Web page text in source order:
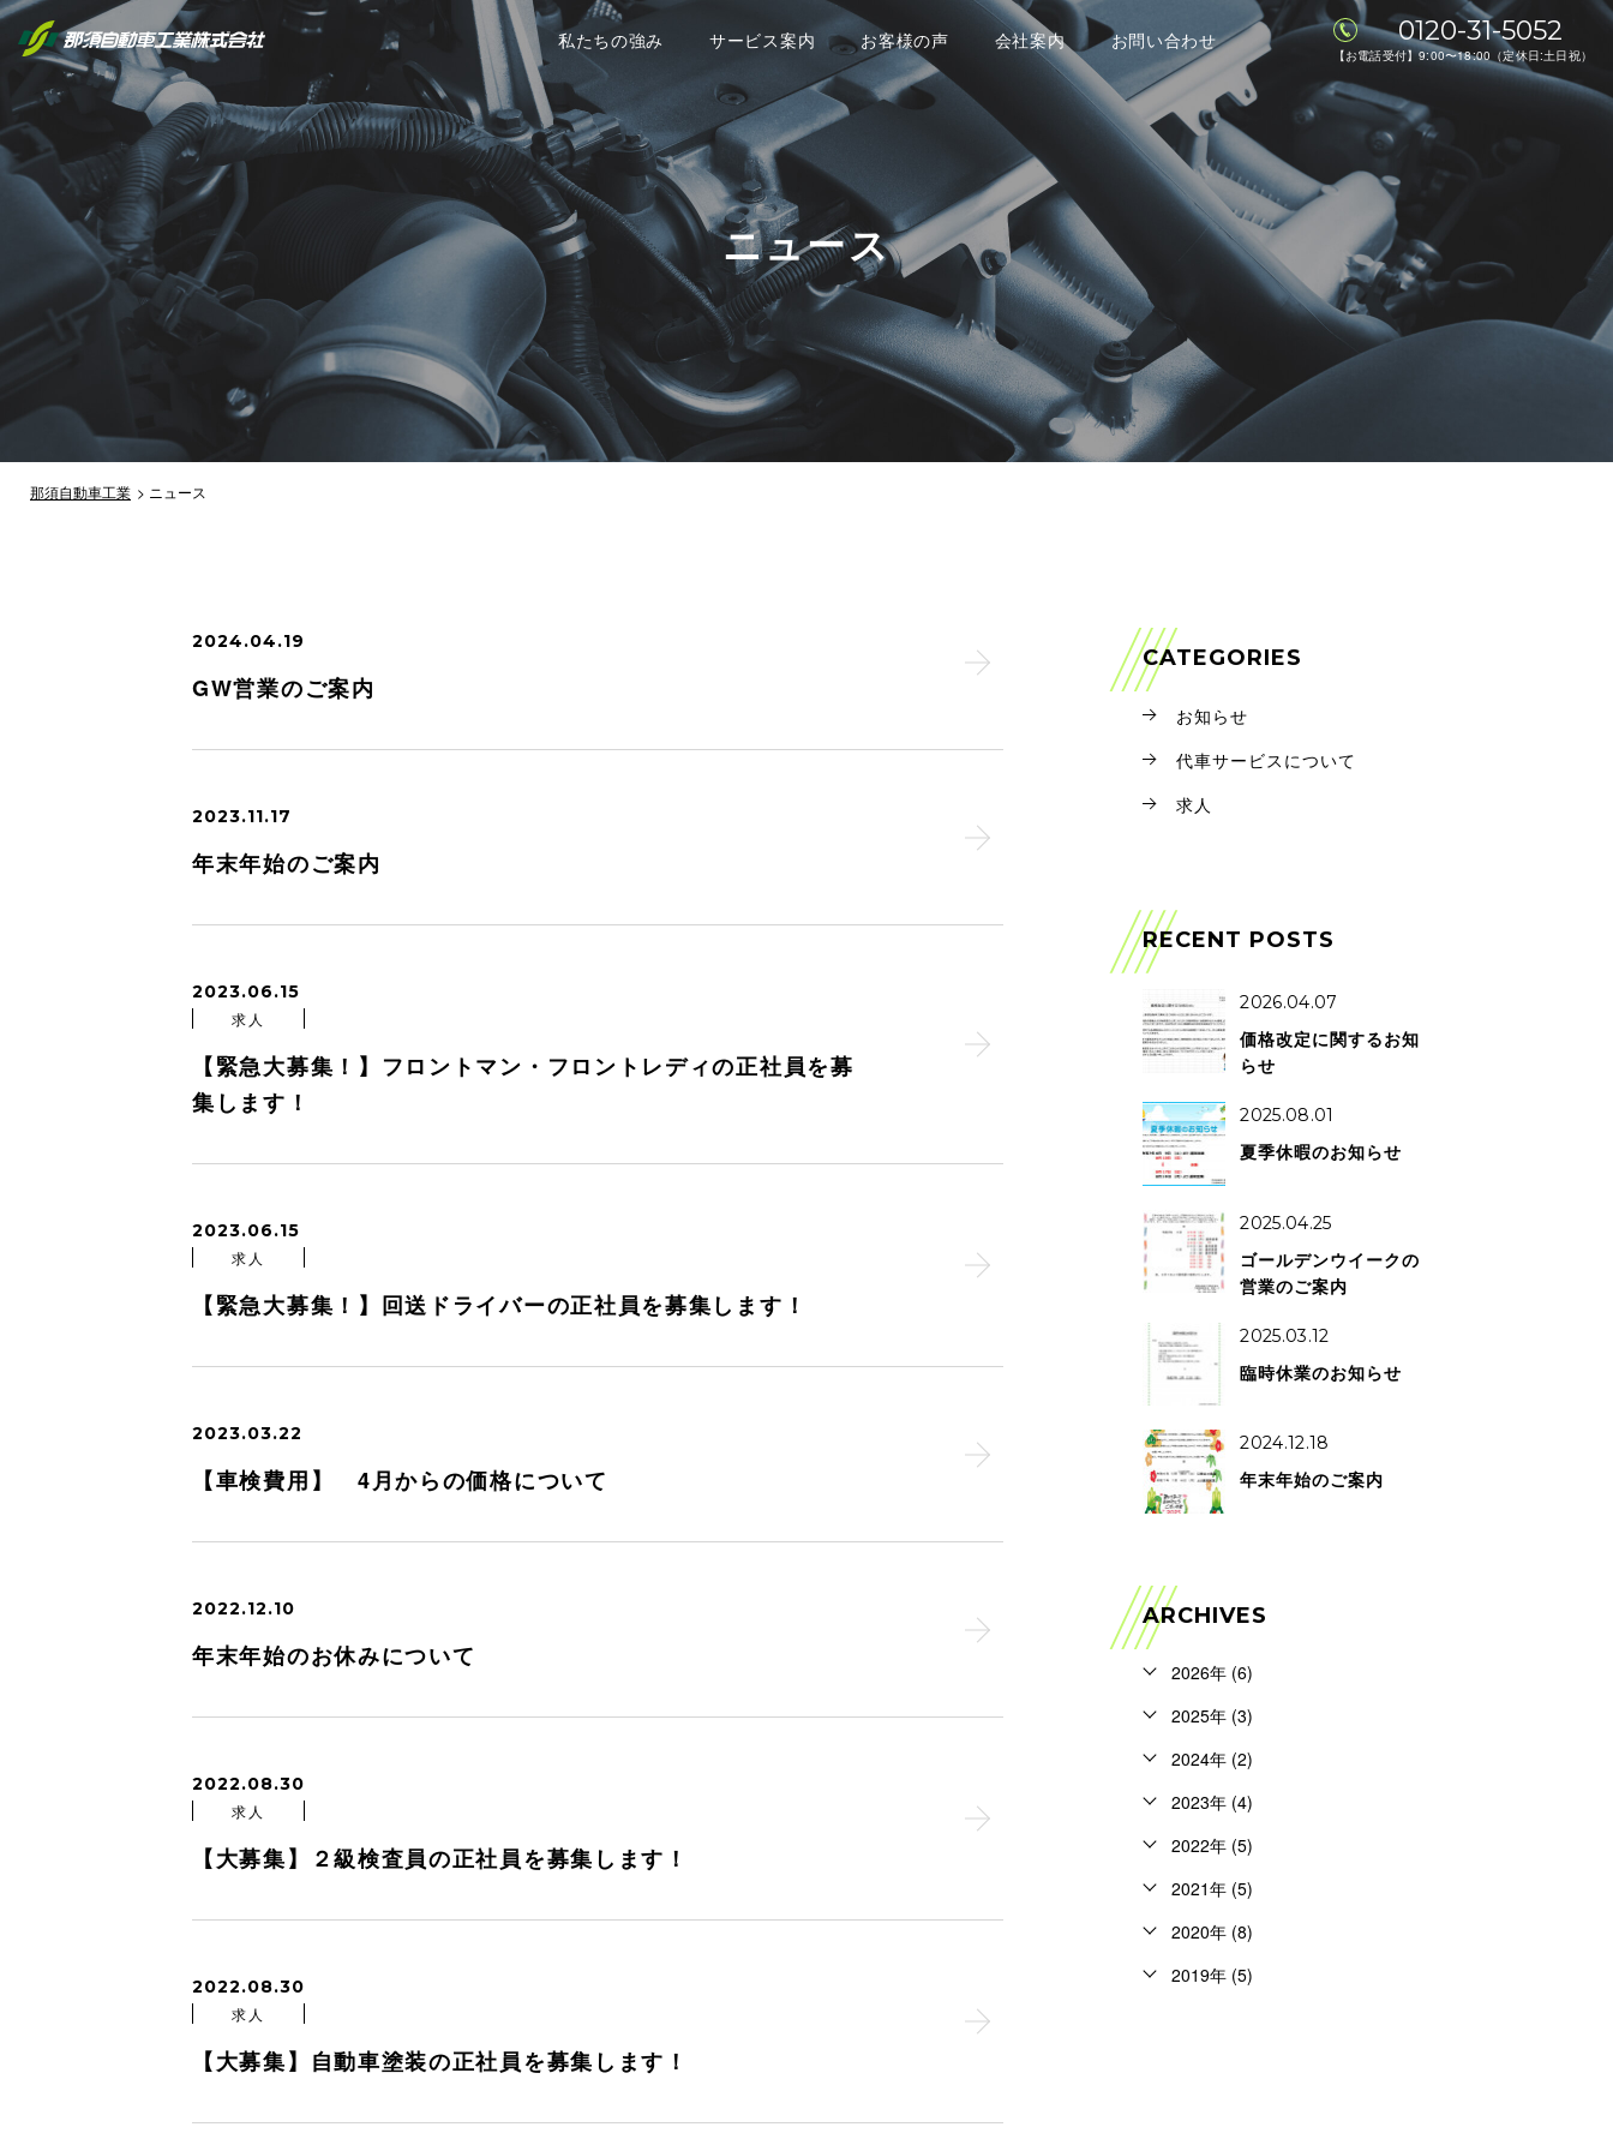
0120-31-5052
【お電話受付】9:00〜18:00（定休日:土日祝）
私たちの強み サービス案内
修理・メンテナン
ス
板金・塗装
車検
その他のサービス
お客様の声 会社案内 お問い合わせ
ニュース
那須自動車工業 ニュース
2024.04.19
GW営業のご案内
2023.11.17
年末年始のご案内
2023.06.15
求人
【緊急大募集！】フロントマン・フロントレディの正社員を募
集します！
2023.06.15
求人
【緊急大募集！】回送ドライバーの正社員を募集します！
2023.03.22
【車検費用】 4月からの価格について
2022.12.10
年末年始のお休みについて
2022.08.30
求人
【大募集】２級検査員の正社員を募集します！
2022.08.30
求人
【大募集】自動車塗装の正社員を募集します！
CATEGORIES
お知らせ
代車サービスについて
求人
RECENT POSTS
2026.04.07
価格改定に関するお知
らせ
2025.08.01
夏季休暇のお知らせ
2025.04.25
ゴールデンウイークの
営業のご案内
2025.03.12
臨時休業のお知らせ
2024.12.18
年末年始のご案内
ARCHIVES
2026年 (6)
2025年 (3)
2024年 (2)
2023年 (4)
2022年 (5)
2021年 (5)
2020年 (8)
2019年 (5)